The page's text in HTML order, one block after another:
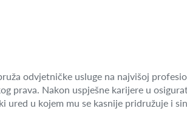
odvjetničke usluge na najvišoj
prava. Nakon uspješne karijere u
u kojem mu se kasnije pridružuje i